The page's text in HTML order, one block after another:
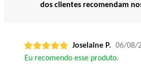
dos clientes recomendam
Joselaine P. 06/08/
Eu recomendo esse produto.